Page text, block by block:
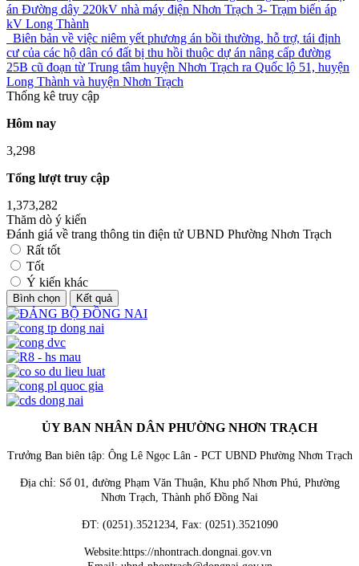
án Đường dây 220kV nhà máy điện Nhơn Trạch 3- Trạm biến áp
kV Long Thành
Biên bản về việc niêm yết phương án bồi thường, hỗ trợ, tái định
cư của các hộ dân có đất bị thu hồi thuộc dự án nâng cấp đường
25B cũ đoạn từ Trung tâm huyện Nhơn Trạch ra Quốc lộ 51, huyện
Long Thành và huyện Nhơn Trạch
Thống kê truy cập
Hôm nay
3,298
Tổng lượt truy cập
1,373,282
Thăm dò ý kiến
Đánh giá về trang thông tin điện tử UBND Phường Nhơn Trạch
Rất tốt
Tốt
Ý kiến khác
ỦY BAN NHÂN DÂN PHƯỜNG NHƠN TRẠCH
Trưởng Ban biên tập: Ông Lê Ngọc Lân - PCT UBND Phường Nhơn Trạch
Địa chỉ: Số 01, đường Phạm Văn Thuận, Khu phố Nhơn Phú, Phường
Nhơn Trạch, Thành phố Đồng Nai
ĐT: (0251).3521234, Fax: (0251).3521090
Website:https://nhontrach.dongnai.gov.vn